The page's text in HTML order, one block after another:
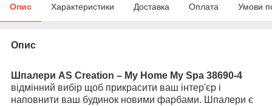
Опис Характеристики Доставка Оплата Умови
Опис
Шпалери AS Creation – My Home My Spa 38690-4
відмінний вибір щоб прикрасити ваш інтер'єр і
наповнити ваш будинок новими фарбами. Шпалери є